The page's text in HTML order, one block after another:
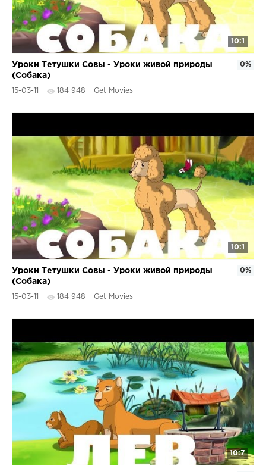
10:1
Уроки Тетушки Совы - Уроки живой природы
(Собака)
15-03-11 184 948 Get Movies
0%
10:1
Уроки Тетушки Совы - Уроки живой природы
(Собака)
15-03-11 184 948 Get Movies
0%
10:7